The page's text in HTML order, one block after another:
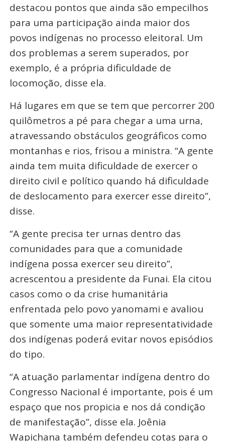
destacou pontos que ainda são empecilhos
para uma participação ainda maior dos
povos indígenas no processo eleitoral. Um
dos problemas a serem superados, por
exemplo, é a própria dificuldade de
locomoção, disse ela.
Há lugares em que se tem que percorrer 200
quilômetros a pé para chegar a uma urna,
atravessando obstáculos geográficos como
montanhas e rios, frisou a ministra. “A gente
ainda tem muita dificuldade de exercer o
direito civil e político quando há dificuldade
de deslocamento para exercer esse direito”,
disse.
“A gente precisa ter urnas dentro das
comunidades para que a comunidade
indígena possa exercer seu direito”,
acrescentou a presidente da Funai. Ela citou
casos como o da crise humanitária
enfrentada pelo povo yanomami e avaliou
que somente uma maior representatividade
dos indígenas poderá evitar novos episódios
do tipo.
“A atuação parlamentar indígena dentro do
Congresso Nacional é importante, pois é um
espaço que nos propicia e nos dá condição
de manifestação”, disse ela. Joênia
Wapichana também defendeu cotas para o